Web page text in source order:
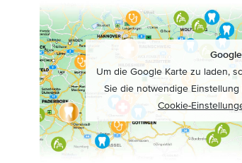
Um die Google Karte zu laden,
Sie die notwendige Einstellung
Cookie-